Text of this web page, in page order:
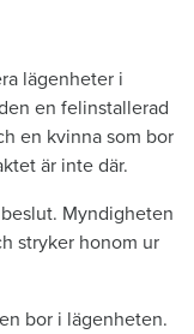
lägenheter i
en felinstallerad
en kvinna som bor
är inte där.
Myndigheten
stryker honom ur
bor i lägenheten.